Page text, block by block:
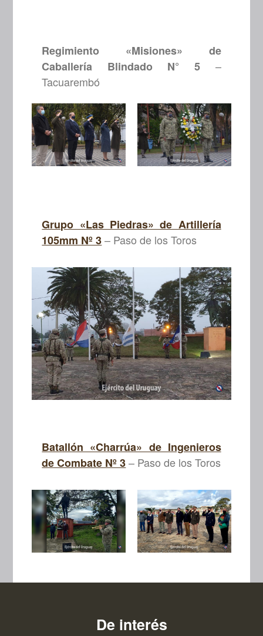
Regimiento «Misiones» de
Caballería Blindado N° 5 –
Tacuarembó
Grupo «Las Piedras» de Artillería
105mm Nº 3– Paso de los Toros
Batallón «Charrúa» de Ingenieros
de Combate Nº 3– Paso de los Toros
De interés